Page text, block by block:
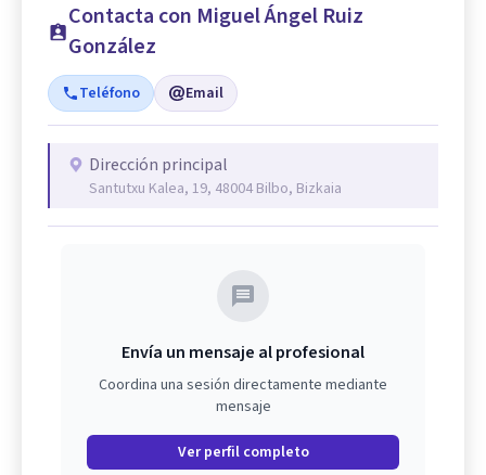
Contacta con Miguel Ángel Ruiz
González
Teléfono Email
Dirección principal
Santutxu Kalea, 19, 48004 Bilbo, Bizkaia
Envía un mensaje al profesional
Coordina una sesión directamente mediante
mensaje
Ver perfil completo